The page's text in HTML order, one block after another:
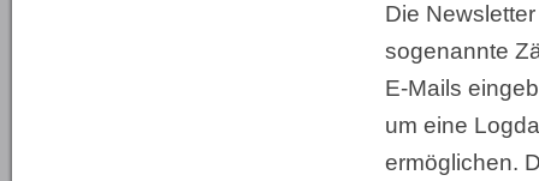
Die
sogenannte
E-Mails
um eine
ermöglichen.